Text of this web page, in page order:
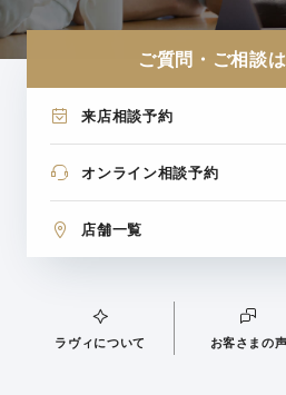
ご質問・ご相談
来店相談予約
オンライン相談予約
店舗一覧
ラヴィについて お客さまの声